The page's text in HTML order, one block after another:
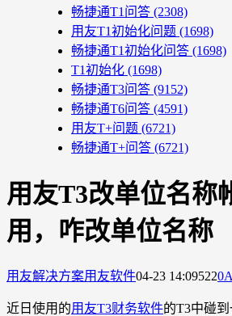
畅捷通T1问答 (2308)
用友T1初始化问题 (1698)
畅捷通T1初始化问答 (1698)
T1初始化 (1698)
畅捷通T3问答 (9152)
畅捷通T6问答 (4591)
用友T+问题 (6721)
畅捷通T+问答 (6721)
用友T3改单位名称
用，咋改单位名称
用友解决方案用友软件04-23 14:095220A
近日使用的用友T3财务软件的T3中碰到